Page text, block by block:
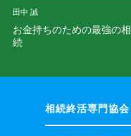
田中 誠
お金持ちのための最強の相
続